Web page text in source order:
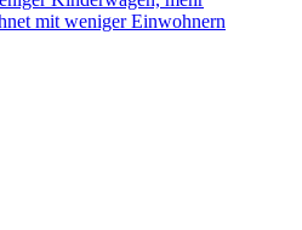
mit weniger Einwohnern